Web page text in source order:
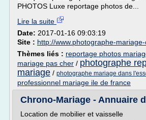
PHOTOS Luxe reportage photos de...
Lire la suite
Date: 2017-01-16 09:03:19
Site : http://www.photographe-
Thèmes liés : reportage photos
mariage pas cher / photographe
mariage / photographe mariage dans
professionnel mariage ile de france
Chrono-Mariage - Annuaire
Location de mobilier et vaisselle